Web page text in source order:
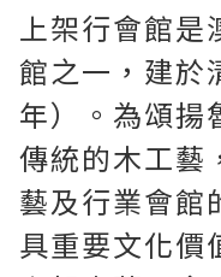
上架行會館
館之一，建於
年）。為頌揚
傳統的木工藝
藝及行業會館
具重要文化價